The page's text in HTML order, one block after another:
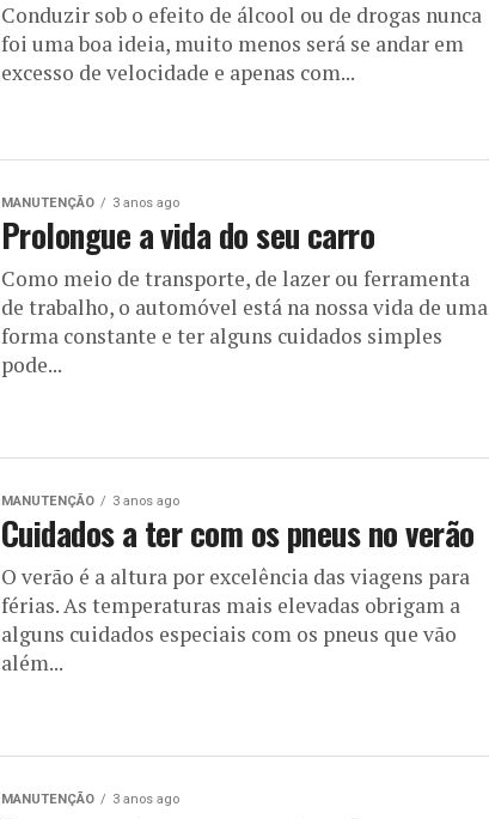
Conduzir sob o efeito de álcool ou de drogas nunca
foi uma boa ideia, muito menos será se andar em
excesso de velocidade e apenas com...
MANUTENÇÃO 3 anos ago
Prolongue a vida do seu carro
Como meio de transporte, de lazer ou ferramenta
de trabalho, o automóvel está na nossa vida de uma
forma constante e ter alguns cuidados simples
pode...
MANUTENÇÃO 3 anos ago
Cuidados a ter com os pneus no verão
O verão é a altura por excelência das viagens para
férias. As temperaturas mais elevadas obrigam a
alguns cuidados especiais com os pneus que vão
além...
MANUTENÇÃO 3 anos ago